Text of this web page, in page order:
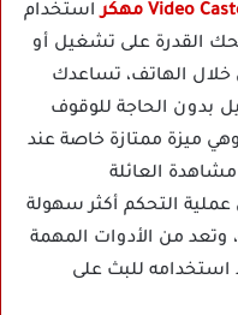
استخدام
القدرة على تشغيل أو
خلال الهاتف، تساعدك
بدون الحاجة للوقوف
ميزة ممتازة خاصة عند
العائلة
عملية التحكم أكثر سهولة
من الأدوات المهمة
استخدامه للبث على